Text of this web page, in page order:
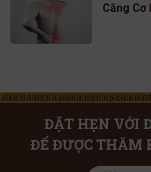
Căng Cơ
ĐẶT HẸN VỚI
ĐỂ ĐƯỢC THĂM